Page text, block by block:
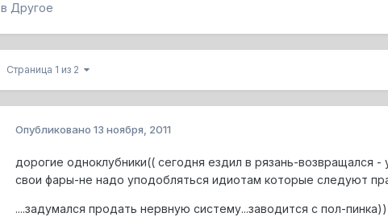
в Другое
Страница 1 из 2
Опубликовано 13 ноября, 2011
дорогие одноклубники(( сегодня ездил в рязань-возвращался
свои фары-не надо уподобляться идиотам которые следуют
....задумался продать нервную систему...заводится с пол-пинка))